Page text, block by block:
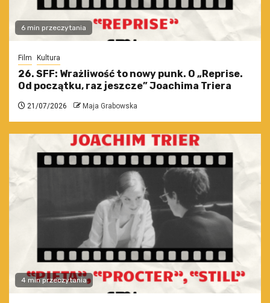
6 min przeczytania
Film Kultura
26. SFF: Wrażliwość to nowy punk. O „Reprise.
Od początku, raz jeszcze” Joachima Triera
21/07/2026 Maja Grabowska
4 min przeczytania